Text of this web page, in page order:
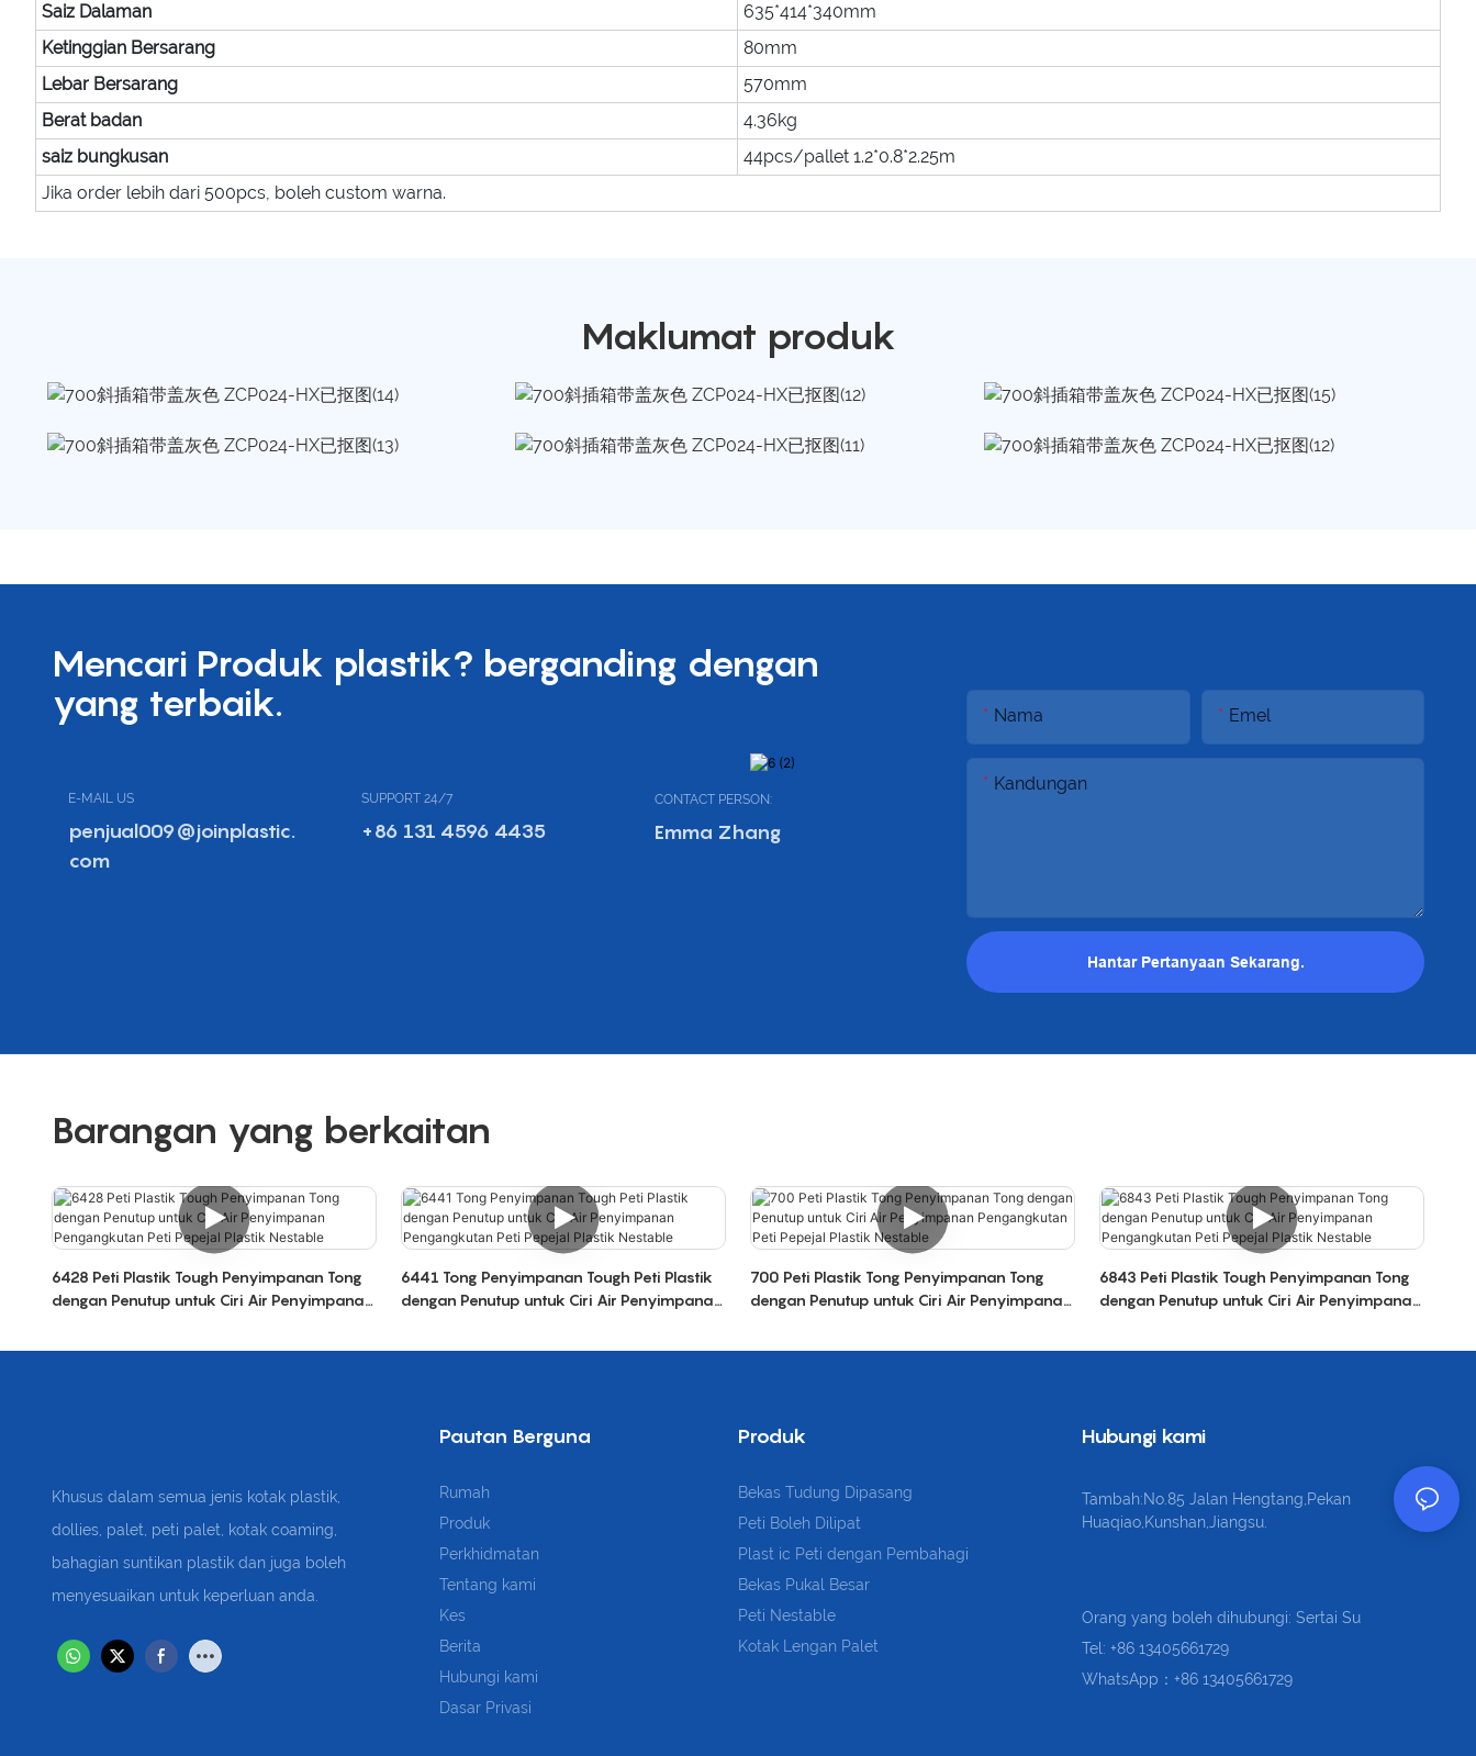
Saiz Dalaman
635*414*340mm
Ketinggian Bersarang
80mm
Lebar Bersarang
570mm
Berat badan
4.36kg
saiz bungkusan
44pcs/pallet 1.2*0.8*2.25m
Jika order lebih dari 500pcs, boleh custom warna.
Maklumat produk
Mencari Produk plastik? berganding dengan
yang terbaik.
E-MAIL US
penjual009@joinplastic.
com
SUPPORT 24/7
+86 131 4596 4435
CONTACT PERSON:
Emma Zhang
Nama Emel
Kandungan
Hantar Pertanyaan Sekarang.
Barangan yang berkaitan
6428 Peti Plastik Tough Penyimpanan Tong
dengan Penutup untuk Ciri Air Penyimpanan
6441 Tong Penyimpanan Tough Peti Plastik
dengan Penutup untuk Ciri Air Penyimpanan
700 Peti Plastik Tong Penyimpanan Tong
dengan Penutup untuk Ciri Air Penyimpanan
6843 Peti Plastik Tough Penyimpanan Tong
dengan Penutup untuk Ciri Air Penyimpanan
Khusus dalam semua jenis kotak plastik,
dollies, palet, peti palet, kotak coaming,
bahagian suntikan plastik dan juga boleh
menyesuaikan untuk keperluan anda.
Pautan Berguna
Rumah
Produk
Perkhidmatan
Tentang kami
Kes
Berita
Hubungi kami
Dasar Privasi
Produk
Bekas Tudung Dipasang
Peti Boleh Dilipat
Plast ic Peti dengan Pembahagi
Bekas Pukal Besar
Peti Nestable
Kotak Lengan Palet
Hubungi kami
Tambah:No.85 Jalan Hengtang,Pekan
Huaqiao,Kunshan,Jiangsu.
Orang yang boleh dihubungi: Sertai Su
Tel: +86 13405661729
WhatsApp：+86 13405661729